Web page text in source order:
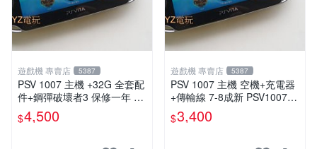
遊戲機 專賣店 5387
PSV 1007 主機 +32G 全套配
件+鋼彈破壞者3 保修一年 品
質有保障 psvita
$4,500
遊戲機 專賣店 5387
PSV 1007 主機 空機+充電器
+傳輸線 7-8成新 PSV1007
一年保修
$3,400